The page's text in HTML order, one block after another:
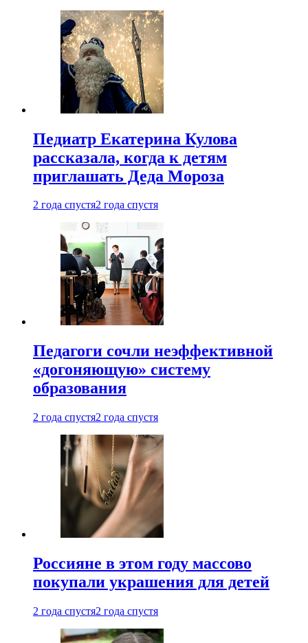
Педиатр Екатерина Кулова
рассказала, когда к детям
приглашать Деда Мороза
2 года спустя2 года спустя
Педагоги сочли неэффективной
«догоняющую» систему
образования
2 года спустя2 года спустя
Россияне в этом году массово
покупали украшения для детей
2 года спустя2 года спустя